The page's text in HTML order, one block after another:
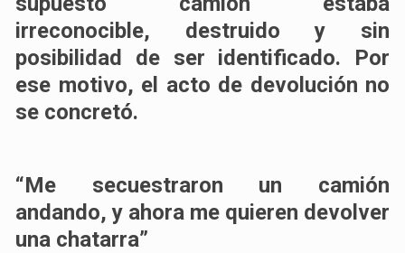
irreconocible, destruido y sin
posibilidad de ser identificado. Por
ese motivo, el acto de devolución no
se concretó.
“Me secuestraron un camión
andando, y ahora me quieren devolver
una chatarra”